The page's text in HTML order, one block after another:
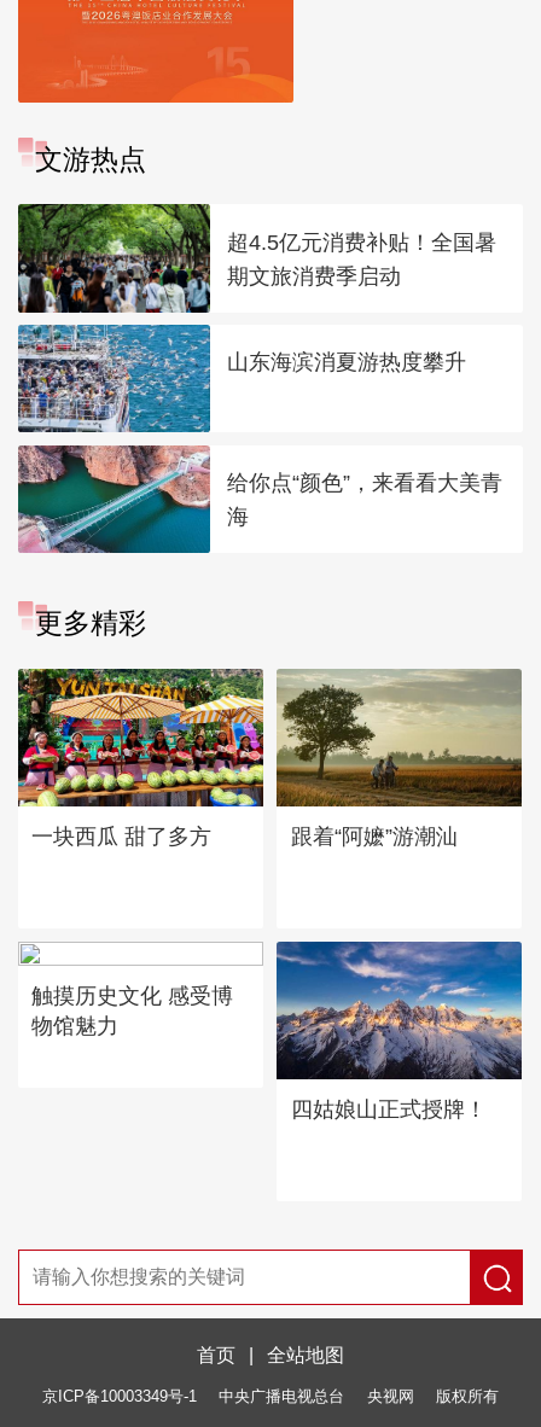
文游热点
超4.5亿元消费补贴！全国暑
期文旅消费季启动
山东海滨消夏游热度攀升
给你点“颜色”，来看看大美青
海
更多精彩
一块西瓜 甜了多方 跟着“阿嬷”游潮汕
触摸历史文化 感受博
物馆魅力
四姑娘山正式授牌！
首页 全站地图
京ICP备10003349号-1 中央广播电视总台 央视网 版权所有